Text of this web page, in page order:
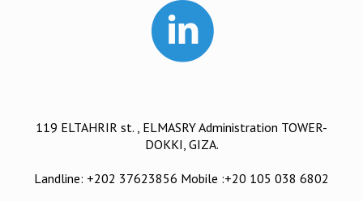
119 ELTAHRIR st. , ELMASRY Administration TOWER-
DOKKI, GIZA.
Landline: +202 37623856 Mobile :+20 105 038 6802